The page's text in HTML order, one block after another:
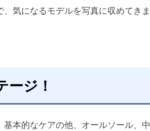
気になるモデルを写真に収めてきま
ジ！
基本的なケアの他、オールソール、中